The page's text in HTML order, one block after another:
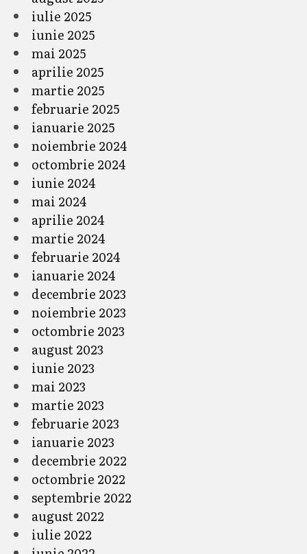
iulie 2025
iunie 2025
mai 2025
aprilie 2025
martie 2025
februarie 2025
ianuarie 2025
noiembrie 2024
octombrie 2024
iunie 2024
mai 2024
aprilie 2024
martie 2024
februarie 2024
ianuarie 2024
decembrie 2023
noiembrie 2023
octombrie 2023
august 2023
iunie 2023
mai 2023
martie 2023
februarie 2023
ianuarie 2023
decembrie 2022
octombrie 2022
septembrie 2022
august 2022
iulie 2022